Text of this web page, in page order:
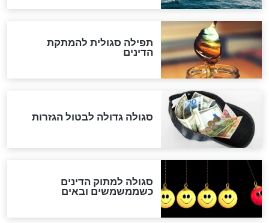
"מודה לקב"ה על כל השנים"
לכל המאמרים
אחרית הימים
האם אפשר לחשב את הקץ?